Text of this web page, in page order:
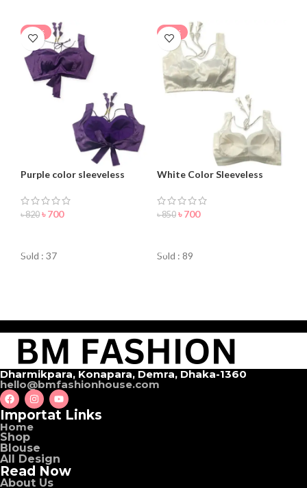
-15%
Purple color sleeveless
৳820 ৳700
Sold : 37
-18%
White Color Sleeveless
৳850 ৳700
Sold : 89
Dharmikpara, Konapara, Demra, Dhaka-1360
hello@bmfashionhouse.com
Importat Links
Home
Shop
Blouse
All Design
Read Now
About Us